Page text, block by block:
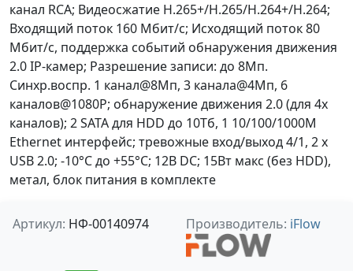
канал RCA; Видеосжатие H.265+/H.265/H.264+/H.264;
Входящий поток 160 Мбит/с; Исходящий поток 80
Мбит/с, поддержка событий обнаружения движения
2.0 IP-камер; Разрешение записи: до 8Мп.
Синхр.воспр. 1 канал@8Мп, 3 канала@4Мп, 6
каналов@1080P; обнаружение движения 2.0 (для 4х
каналов); 2 SATA для HDD до 10Тб, 1 10/100/1000M
Ethernet интерфейс; тревожные вход/выход 4/1, 2 х
USB 2.0; -10°C до +55°C; 12В DC; 15Вт макс (без HDD),
метал, блок питания в комплекте
Артикул: НФ-00140974 Производитель: iFlow